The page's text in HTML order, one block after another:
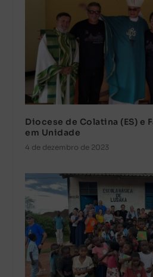
Diocese de Colatina (ES) e
em Unidade
4 de dezembro de 2023